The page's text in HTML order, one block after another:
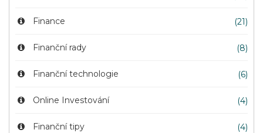
Finance (21)
Finanční rady (8)
Finanční technologie (6)
Online Investování (4)
Finanční tipy (4)